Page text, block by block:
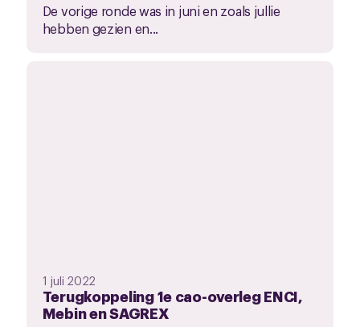
De vorige ronde was in juni en zoals jullie
hebben gezien en...
1 juli 2022
Terugkoppeling 1e cao-overleg ENCI,
Mebin en SAGREX